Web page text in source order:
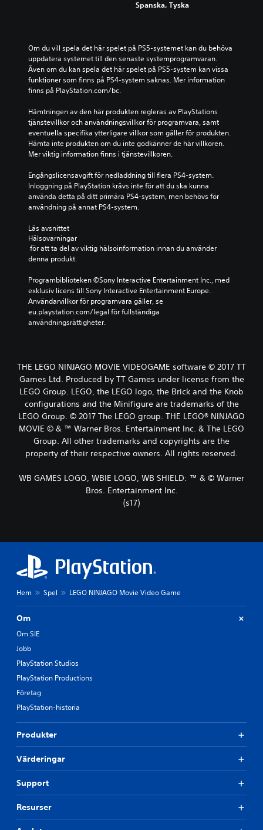
Spanska, Tyska
Om du vill spela det här spelet på PS5-systemet kan du behöva
uppdatera systemet till den senaste systemprogramvaran.
Även om du kan spela det här spelet på PS5-system kan vissa
funktioner som finns på PS4-system saknas. Mer information
finns på PlayStation.com/bc.
Hämtningen av den här produkten regleras av PlayStations
tjänstevillkor och användningsvillkor för programvara, samt
eventuella specifika ytterligare villkor som gäller för produkten.
Hämta inte produkten om du inte godkänner de här villkoren.
Mer viktig information finns i tjänstevillkoren.
Engångslicensavgift för nedladdning till flera PS4-system.
Inloggning på PlayStation krävs inte för att du ska kunna
använda detta på ditt primära PS4-system, men behövs för
användning på annat PS4-system.
Läs avsnittet
Hälsovarningar
denna produkt.
Programbiblioteken ©Sony Interactive Entertainment Inc., med
exklusiv licens till Sony Interactive Entertainment Europe.
Användarvillkor för programvara gäller, se
eu.playstation.com/legal för fullständiga
användningsrättigheter.
THE LEGO NINJAGO MOVIE VIDEOGAME software © 2017 TT
Games Ltd. Produced by TT Games under license from the
LEGO Group. LEGO, the LEGO logo, the Brick and the Knob
configurations and the Minifigure are trademarks of the
LEGO Group. © 2017 The LEGO group. THE LEGO® NINJAGO
MOVIE © & ™ Warner Bros. Entertainment Inc. & The LEGO
Group. All other trademarks and copyrights are the
property of their respective owners. All rights reserved.
WB GAMES LOGO, WBIE LOGO, WB SHIELD: ™ & © Warner
Bros. Entertainment Inc.
(s17)
Hem Spel LEGO NINJAGO Movie Video Game
Om
Om SIE
Jobb
PlayStation Studios
PlayStation Productions
Företag
PlayStation-historia
Produkter
Värderingar
Support
Resurser